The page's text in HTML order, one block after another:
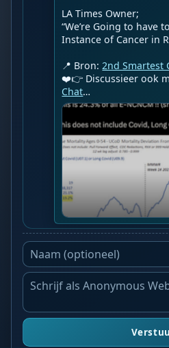
LA Times Owner;
“We’re Going to have
Instance of Cancer in
📍 Bron: 2nd Smartest
❤️👉 Discussieer ook
Chat…